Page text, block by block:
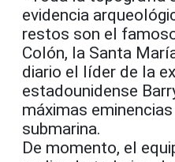
evidencia
restos son el
Colón, la Santa
diario el líder de la
estadounidense
máximas
submarina.
De momento, el